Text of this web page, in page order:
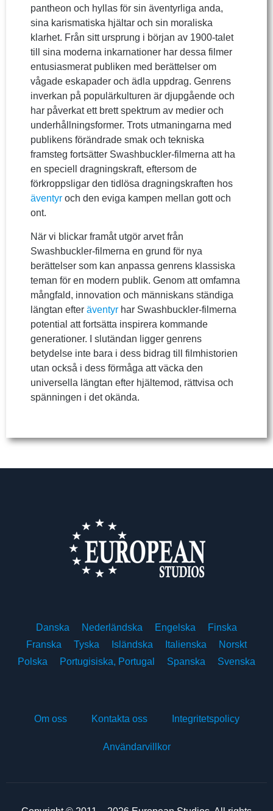
pantheon och hyllas för sin äventyrliga anda,
sina karismatiska hjältar och sin moraliska
klarhet. Från sitt ursprung i början av 1900-talet
till sina moderna inkarnationer har dessa filmer
entusiasmerat publiken med berättelser om
vågade eskapader och ädla uppdrag. Genrens
inverkan på populärkulturen är djupgående och
har påverkat ett brett spektrum av medier och
underhållningsformer. Trots utmaningarna med
publikens förändrade smak och tekniska
framsteg fortsätter Swashbuckler-filmerna att ha
en speciell dragningskraft, eftersom de
förkroppsligar den tidlösa dragningskraften hos
äventyr och den eviga kampen mellan gott och
ont.
När vi blickar framåt utgör arvet från
Swashbuckler-filmerna en grund för nya
berättelser som kan anpassa genrens klassiska
teman för en modern publik. Genom att omfamna
mångfald, innovation och människans ständiga
längtan efter äventyr har Swashbuckler-filmerna
potential att fortsätta inspirera kommande
generationer. I slutändan ligger genrens
betydelse inte bara i dess bidrag till filmhistorien
utan också i dess förmåga att väcka den
universella längtan efter hjältemod, rättvisa och
spänningen i det okända.
Danska Nederländska Engelska
Finska
Franska
Tyska Isländska Italienska
Norskt
Polska
Portugisiska, Portugal Spanska Svenska
Om oss Kontakta oss Integritetspolicy
Användarvillkor